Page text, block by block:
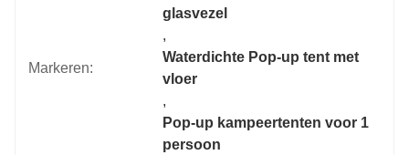
Markeren:
glasvezel
,
Waterdichte Pop-up tent met
vloer
,
Pop-up kampeertenten voor 1
persoon